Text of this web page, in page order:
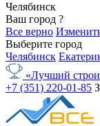
Челябинск
Ваш город ?
Все верно
Выберите город
Челябинск
«Лучший
+7 (351) 220-01-85